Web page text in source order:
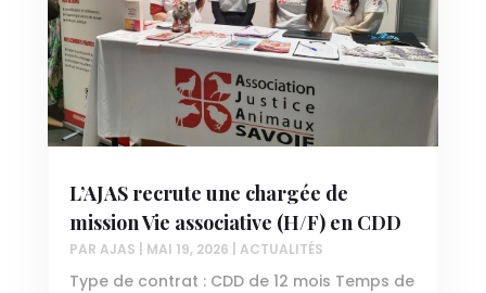
L’AJAS recrute une chargée de
mission Vie associative (H/F) en CDD
PAR AJAS MAI 19, 2026 ACTUALITÉS
Type de contrat : CDD de 12 mois Temps de